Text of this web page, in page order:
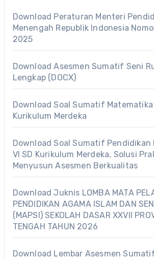
Download Peraturan Menteri
Menengah Republik Indonesia
2025
Download Asesmen Sumatif Seni
Lengkap (DOCX)
Download Soal Sumatif Matematika
Kurikulum Merdeka
Download Soal Sumatif Pendidikan
VI SD Kurikulum Merdeka, Solusi
Menyusun Asesmen Berkualitas
Download Juknis LOMBA MATA
PENDIDIKAN AGAMA ISLAM DAN
(MAPSI) SEKOLAH DASAR XXVII
TENGAH TAHUN 2026
Download Lembar Asesmen